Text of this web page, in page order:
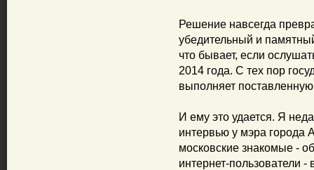
Решение навсегда
убедительный и
что бывает, если
2014 года. С тех пор
выполняет поставленную
И ему это удается. Я
интервью у мэра города
московские знакомые -
интернет-пользователи